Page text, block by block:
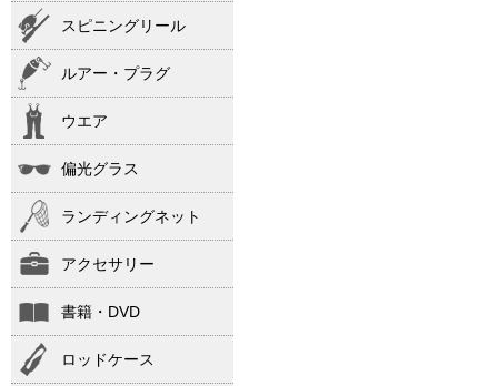
スピニングリール
ルアー・プラグ
ウエア
偏光グラス
ランディングネット
アクセサリー
書籍・DVD
ロッドケース